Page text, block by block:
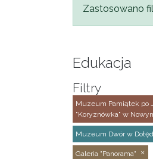
Komunikat
Zastosowano
Edukacja
Filtry
Muzeum Pamiątek po
"Koryznówka" w
Muzeum Dwór w
Galeria "Panorama"